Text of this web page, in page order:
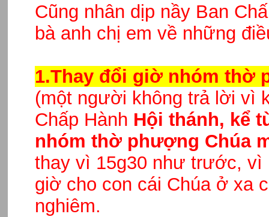
Cũng nhân dịp nầy Ban
bà anh chị em về những
1.Thay đổi giờ nhóm thờ
(một người không trả lời vì
Chấp Hành Hội thánh, kể
nhóm thờ phượng Chúa
thay vì 15g30 như trước, vì
giờ cho con cái Chúa ở xa
nghiêm.